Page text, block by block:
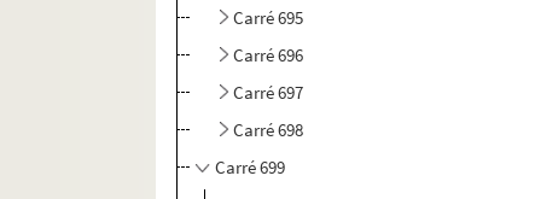
Carré 695
Carré 696
Carré 697
Carré 698
Carré 699